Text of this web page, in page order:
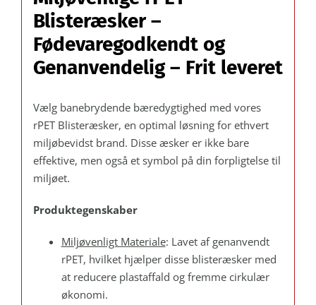
296 mm.
Paller
á
stk.
antal
Blisteræsker –
Fødevaregodkendt og
Genanvendelig – Frit leveret
Vælg banebrydende bæredygtighed med vores
rPET Blisteræsker, en optimal løsning for ethvert
miljøbevidst brand. Disse æsker er ikke bare
effektive, men også et symbol på din forpligtelse til
miljøet.
Produktegenskaber
Miljøvenligt Materiale: Lavet af genanvendt
rPET, hvilket hjælper disse blisteræsker med
at reducere plastaffald og fremme cirkulær
økonomi.